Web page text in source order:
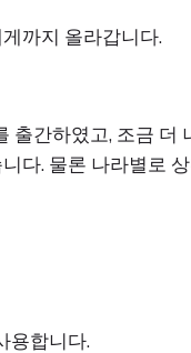
까지 올라갑니다.
간하였고, 조금 더
다. 물론 나라별로
용합니다.